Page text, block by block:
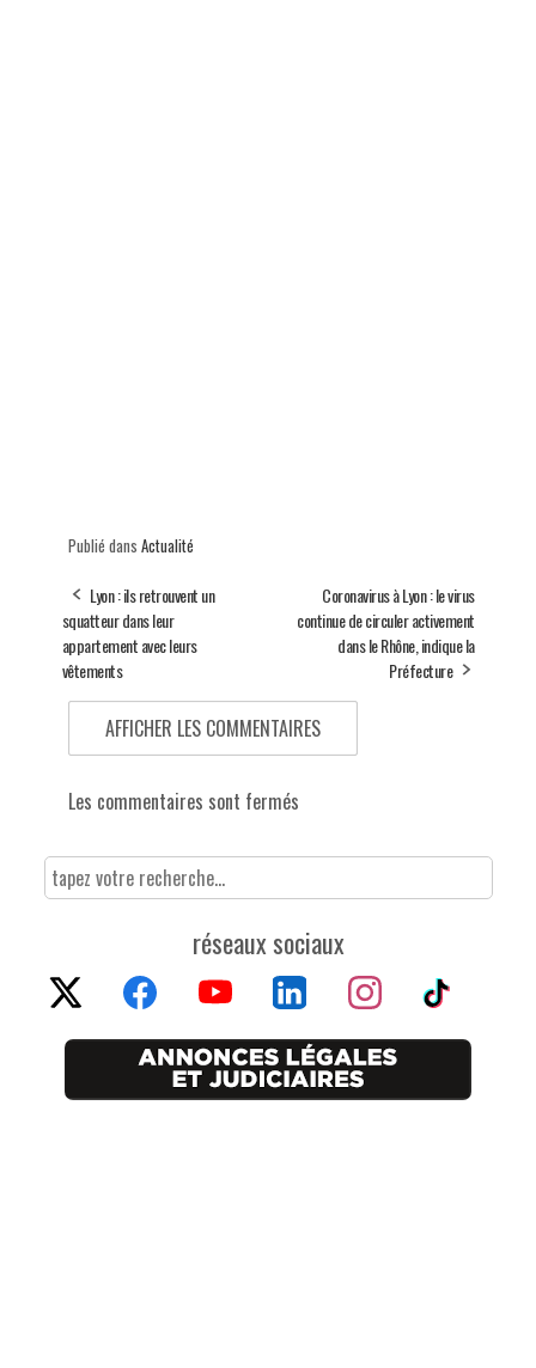
Publié dans Actualité
Lyon : ils retrouvent un
squatteur dans leur
appartement avec leurs
vêtements
Coronavirus à Lyon : le virus
continue de circuler activement
dans le Rhône, indique la
Préfecture
AFFICHER LES COMMENTAIRES
Les commentaires sont fermés
réseaux sociaux